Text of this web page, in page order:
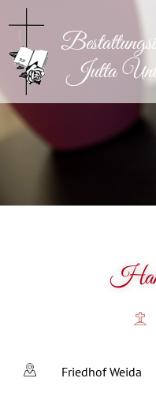
Friedhof Weida